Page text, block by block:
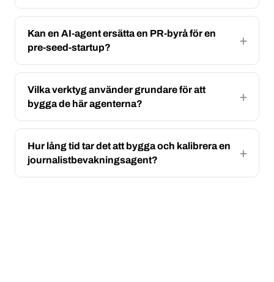
Kan en AI-agent ersätta en PR-byrå för en
pre-seed-startup?
Vilka verktyg använder grundare för att
bygga de här agenterna?
Hur lång tid tar det att bygga och kalibrera en
journalistbevakningsagent?